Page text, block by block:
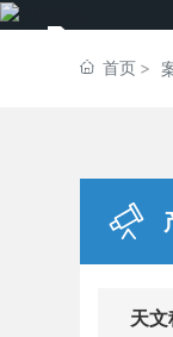
首页
天